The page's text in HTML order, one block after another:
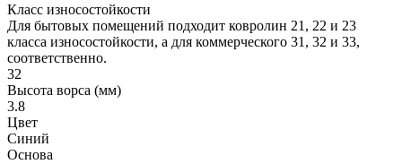
Класс износостойкости
Для бытовых помещений подходит ковролин 21, 22 и 23
класса износостойкости, а для коммерческого 31, 32 и 33,
соответственно.
32
Высота ворса (мм)
3.8
Цвет
Синий
Основа